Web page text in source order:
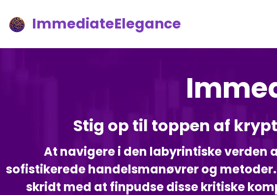
ImmediateElegance
Stig op til toppen af
At navigere i den labyrintiske
sofistikerede handelsmanøvrer og
skridt med at finpudse disse kritiske